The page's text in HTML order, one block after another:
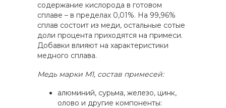
содержание кислорода в готовом
сплаве – в пределах 0,01%. На 99,96%
сплав состоит из меди, остальные сотые
доли процента приходятся на примеси.
Добавки влияют на характеристики
медного сплава.
Медь марки М1, состав примесей:
алюминий, сурьма, железо, цинк,
олово и другие компоненты: